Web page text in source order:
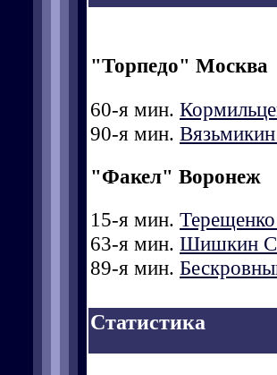
"Торпедо" Москва
60-я мин.
90-я мин.
"Факел" Воронеж
15-я мин.
63-я мин. Шишкин
89-я мин.
Статистика